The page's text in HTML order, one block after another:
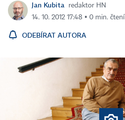
Jan Kubita
redaktor HN
14. 10. 2012 17:48 ▪ 0 min. čtení
ODEBÍRAT AUTORA